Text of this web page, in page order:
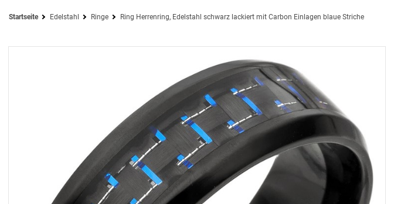
Startseite Edelstahl Ringe Ring Herrenring, Edelstahl schwarz lackiert mit Carbon Einlagen blaue Striche